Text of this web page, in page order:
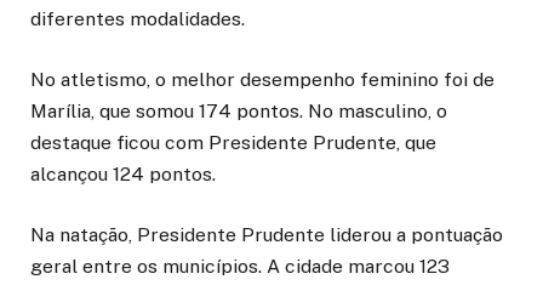
diferentes modalidades.
No atletismo, o melhor desempenho feminino foi de
Marília, que somou 174 pontos. No masculino, o
destaque ficou com Presidente Prudente, que
alcançou 124 pontos.
Na natação, Presidente Prudente liderou a pontuação
geral entre os municípios. A cidade marcou 123